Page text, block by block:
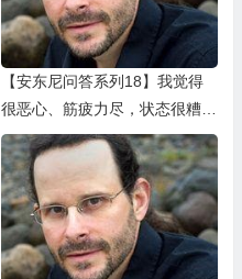
【安东尼问答系列18】我觉得
很恶心、筋疲力尽，状态很糟
糕，手指麻，是EB病毒吗？